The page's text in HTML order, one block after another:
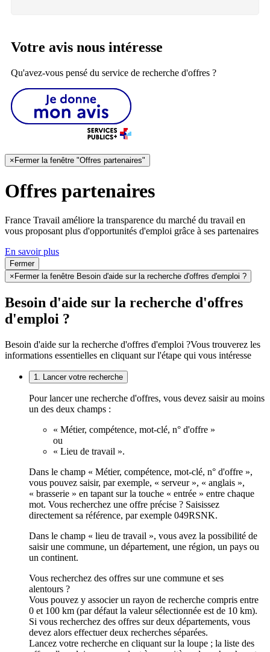
Votre avis nous intéresse
Qu'avez-vous pensé du service de recherche d'offres ?
× Fermer la fenêtre "Offres partenaires"
Offres partenaires
France Travail améliore la transparence du marché du travail en
vous proposant plus d'opportunités d'emploi grâce à ses partenaires
En savoir plus
Fermer
× Fermer la fenêtre Besoin d'aide sur la recherche d'offres d'emploi ?
Besoin d'aide sur la recherche d'offres
d'emploi ?
Besoin d'aide sur la recherche d'offres d'emploi ?Vous trouverez les
informations essentielles en cliquant sur l'étape qui vous intéresse
1. Lancer votre recherche
Pour lancer une recherche d'offres, vous devez saisir au moins
un des deux champs :
« Métier, compétence, mot-clé, n° d'offre »
ou
« Lieu de travail ».
Dans le champ « Métier, compétence, mot-clé, n° d'offre »,
vous pouvez saisir, par exemple, « serveur », « anglais »,
« brasserie » en tapant sur la touche « entrée » entre chaque
mot. Vous recherchez une offre précise ? Saisissez
directement sa référence, par exemple 049RSNK.
Dans le champ « lieu de travail », vous avez la possibilité de
saisir une commune, un département, une région, un pays ou
un continent.
Vous recherchez des offres sur une commune et ses
alentours ?
Vous pouvez y associer un rayon de recherche compris entre
0 et 100 km (par défaut la valeur sélectionnée est de 10 km).
Si vous recherchez des offres sur deux départements, vous
devez alors effectuer deux recherches séparées.
Lancez votre recherche en cliquant sur la loupe ; la liste des